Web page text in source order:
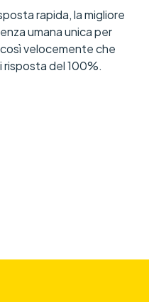
rapida, la migliore
umana unica per
velocemente che
risposta del 100%.